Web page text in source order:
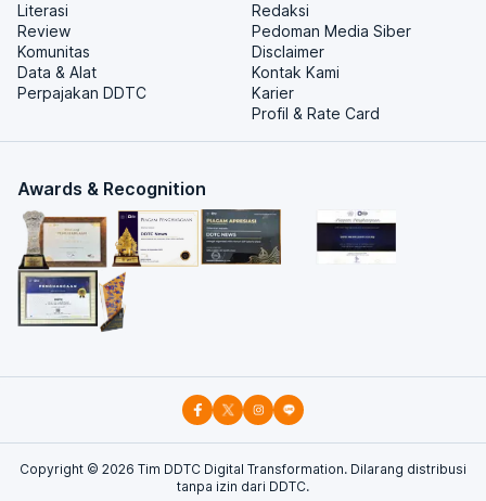
Literasi
Review
Komunitas
Data & Alat
Perpajakan DDTC
Redaksi
Pedoman Media Siber
Disclaimer
Kontak Kami
Karier
Profil & Rate Card
Awards & Recognition
Copyright © 2026 Tim DDTC Digital Transformation. Dilarang distribusi
tanpa izin dari DDTC.